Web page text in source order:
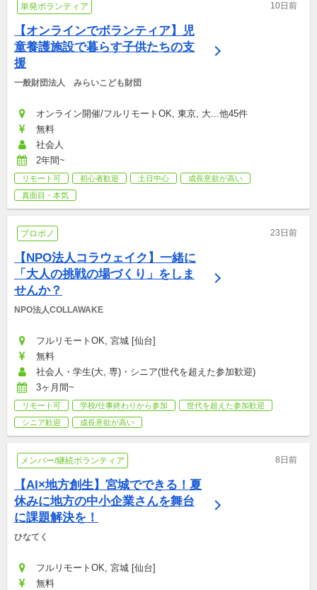
単発ボランティア 10日前
【オンラインでボランティア】児
童養護施設で暮らす子供たちの支
援
一般財団法人　みらいこども財団
オンライン開催/フルリモートOK, 東京, 大...他45件
無料
社会人
2年間~
リモート可 初心者歓迎 土日中心
成長意欲が高い
真面目・本気
プロボノ 23日前
【NPO法人コラウェイク】一緒に
「大人の挑戦の場づくり」をしま
せんか？
NPO法人COLLAWAKE
フルリモートOK, 宮城 [仙台]
無料
社会人・学生(大, 専)・シニア(世代を超えた参加歓迎)
3ヶ月間~
リモート可 学校/仕事終わりから参加
世代を超えた参加歓迎
シニア歓迎
成長意欲が高い
メンバー/継続ボランティア 8日前
【AI×地方創生】宮城でできる！夏
休みに地方の中小企業さんを舞台
に課題解決を！
ひなてく
フルリモートOK, 宮城 [仙台]
無料